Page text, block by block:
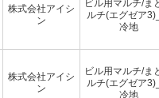
株式会社アイシ
ン
ビル用マルチ/ま
ルチ(エグゼア
冷地
株式会社アイシ
ン
ビル用マルチ/ま
ルチ(エグゼア
冷地